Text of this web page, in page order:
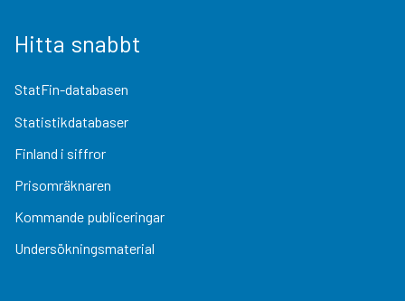
Hitta snabbt
StatFin-databasen
Statistikdatabaser
Finland i siffror
Prisomräknaren
Kommande publiceringar
Undersökningsmaterial